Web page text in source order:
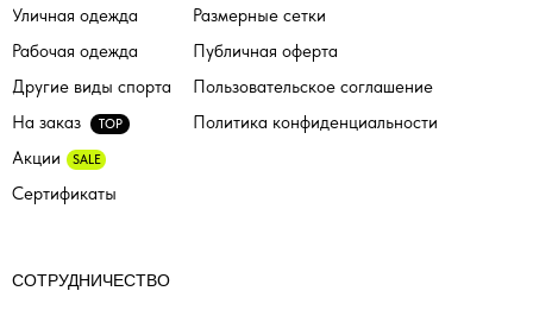
Уличная одежда
Рабочая одежда
На заказ TOP
Размерные сетки
Публичная оферта
Пользовательское соглашение
СОТРУДНИЧЕСТВО
Акции SALE
Политика конфиденциальности
Сертификаты
Другие виды спорта